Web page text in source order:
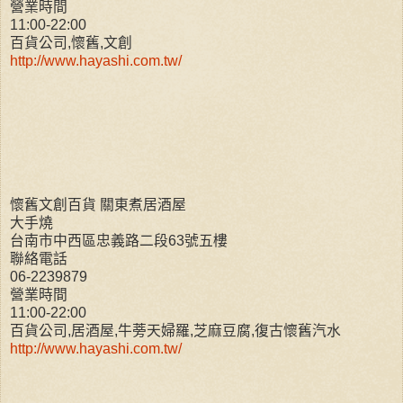
營業時間
11:00-22:00
百貨公司,懷舊,文創
http://www.hayashi.com.tw/
懷舊文創百貨 關東煮居酒屋
大手燒
台南市中西區忠義路二段63號五樓
聯絡電話
06-2239879
營業時間
11:00-22:00
百貨公司,居酒屋,牛蒡天婦羅,芝麻豆腐,復古懷舊汽水
http://www.hayashi.com.tw/